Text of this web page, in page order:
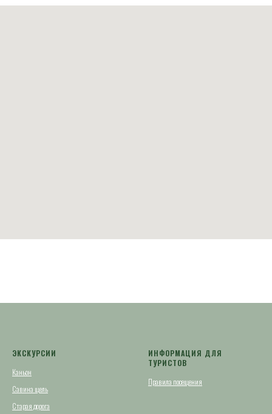
ЭКСКУРСИИ
Каньон
Савина щель
Старая дорога
ИНФОРМАЦИЯ ДЛЯ
ТУРИСТОВ
Правила посещения